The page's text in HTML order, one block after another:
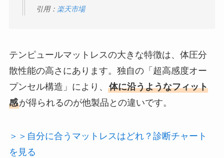
引用： 楽天市場
テンピュールマットレスの大きな特徴は、体圧分
散性能の高さにあります。独自の「超高感度オー
プンセル構造」により、 体に沿うようなフィット
感が得られるのが他製品との違いです。
＞＞自分に合うマットレスはどれ？診断チャート
を見る